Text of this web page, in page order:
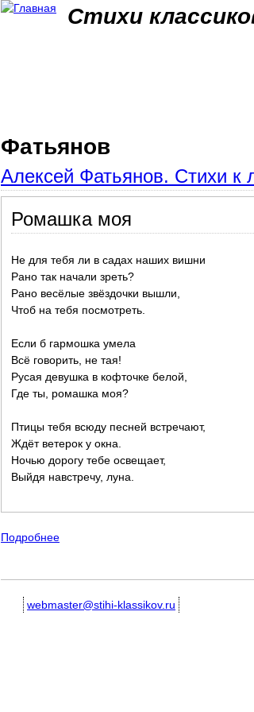
Стихи
Фатьянов
Алексей Фатьянов. Стихи
Ромашка моя
Не для тебя ли в садах наших вишни
Рано так начали зреть?
Рано весёлые звёздочки вышли,
Чтоб на тебя посмотреть.
Если б гармошка умела
Всё говорить, не тая!
Русая девушка в кофточке белой,
Где ты, ромашка моя?
Птицы тебя всюду песней встречают,
Ждёт ветерок у окна.
Ночью дорогу тебе освещает,
Выйдя навстречу, луна.
Подробнее
webmaster@stihi-klassikov.ru